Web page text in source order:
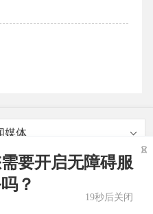
媒体
要开启无障碍服
？
19秒后关闭
